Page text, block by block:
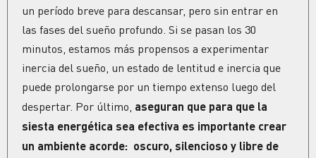
un período breve para descansar, pero sin entrar en
las fases del sueño profundo. Si se pasan los 30
minutos, estamos más propensos a experimentar
inercia del sueño, un estado de lentitud e inercia que
puede prolongarse por un tiempo extenso luego del
despertar. Por último, aseguran que para que la
siesta energética sea efectiva es importante crear
un ambiente acorde: oscuro, silencioso y libre de